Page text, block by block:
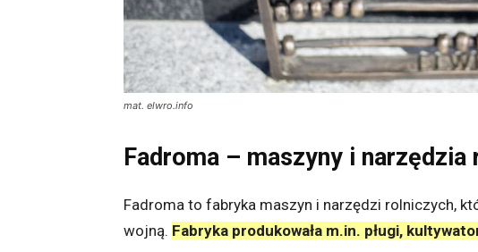
mat. elwro.info
Fadroma – maszyny i narzędzia
Fadroma to fabryka maszyn i narzędzi rolniczych,
wojną. Fabryka produkowała m.in. pługi,